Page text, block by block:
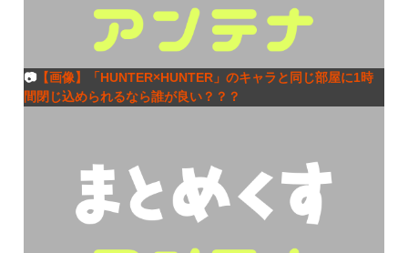
📷 【画像】「HUNTER×HUNTER」のキャラと同じ部屋に1時
間閉じ込められるなら誰が良い？？？